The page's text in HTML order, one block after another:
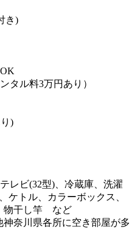
き)
タル料3万円あり）
)
レビ(32型)、冷蔵庫、洗濯
ケトル、カラーボックス、
物干し竿 など
奈川県各所に空き部屋が多